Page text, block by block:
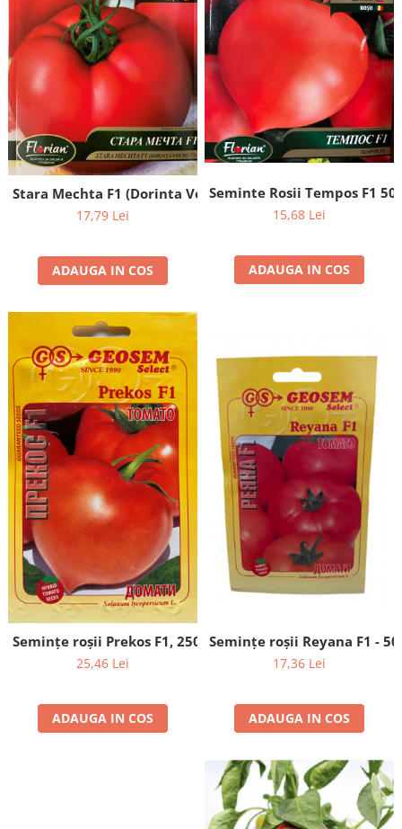
Stara Mechta F1 (Dorinta Veche), 50 seminte
17,79 Lei
ADAUGA IN COS
Seminte Rosii Tempos F1
15,68 Lei
ADAUGA IN COS
Semințe roșii Prekos F1, 250 semințe
25,46 Lei
ADAUGA IN COS
Semințe roșii Reyana F1 -
17,36 Lei
ADAUGA IN COS